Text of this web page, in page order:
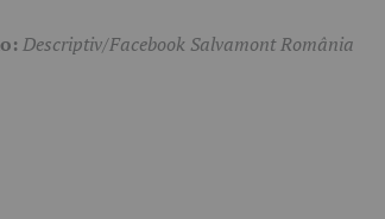
Descriptiv/Facebook Salvamont România